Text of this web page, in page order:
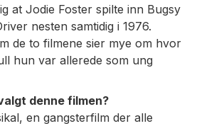
at Jodie Foster spilte inn Bugsy
nesten samtidig i 1976.
de to filmene sier mye om hvor
hun var allerede som ung
denne filmen?
en gangsterfilm der alle